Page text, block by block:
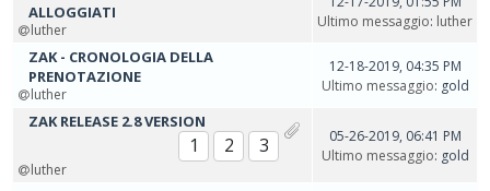
ALLOGGIATI
luther
Ultimo messaggio: luther
ZAK - CRONOLOGIA DELLA
PRENOTAZIONE
luther
12-18-2019, 04:35 PM
Ultimo messaggio: gold
ZAK RELEASE 2.8 VERSION
1 2 3
luther
05-26-2019, 06:41 PM
Ultimo messaggio: gold